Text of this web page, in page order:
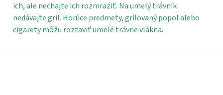
ich, ale nechajte ich rozmraziť. Na umelý trávnik
nedávajte gril. Horúce predmety, grilovaný popol alebo
cigarety môžu roztaviť umelé trávne vlákna.